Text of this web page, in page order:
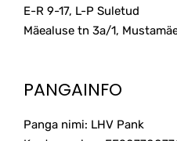
E-R 9-17, L-P Suletud
Mäealuse tn 3a/1,
PANGAINFO
Panga nimi: LHV Pank